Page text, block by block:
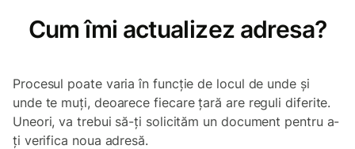
Cum îmi actualizez adresa?
Procesul poate varia în funcție de locul de unde și
unde te muți, deoarece fiecare țară are reguli diferite.
Uneori, va trebui să-ți solicităm un document pentru a-
ți verifica noua adresă.